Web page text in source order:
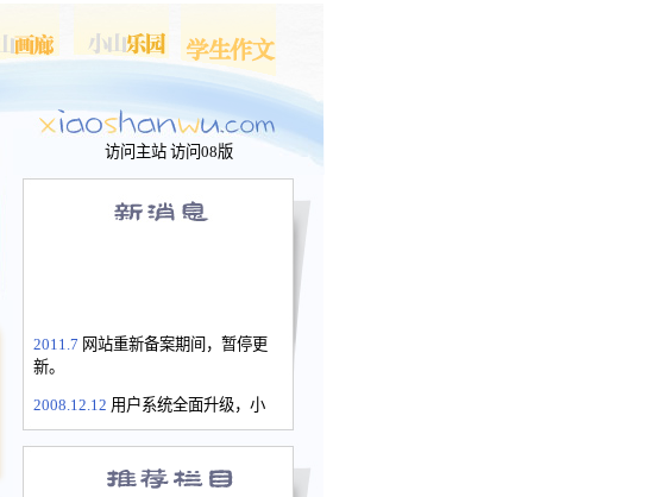
访问主站 访问08版
2011.7 网站重新备案期间，暂停更
新。
2008.12.12 用户系统全面升级，小
长会、家园网－个人空间，用户一
次注册全部通行。